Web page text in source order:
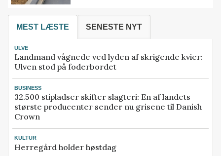
MEST LÆSTE SENESTE NYT
ULVE
Landmand vågnede ved lyden af skrigende kvier:
Ulven stod på foderbordet
BUSINESS
32.500 stipladser skifter slagteri: En af landets
største producenter sender nu grisene til Danish
Crown
KULTUR
Herregård holder høstdag